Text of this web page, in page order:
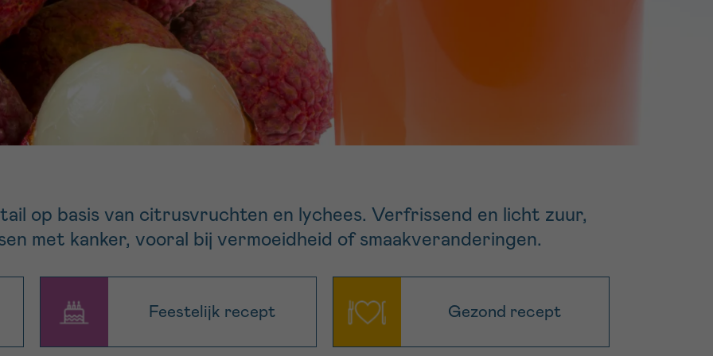
op basis van citrusvruchten en lychees. Verfrissend en licht zuur,
met kanker, vooral bij vermoeidheid of smaakveranderingen.
Feestelijk recept Gezond recept
15 802
18u
Via ons
contactformulier
opgebeld
Meer weten over
Kankerinfo
Sturen